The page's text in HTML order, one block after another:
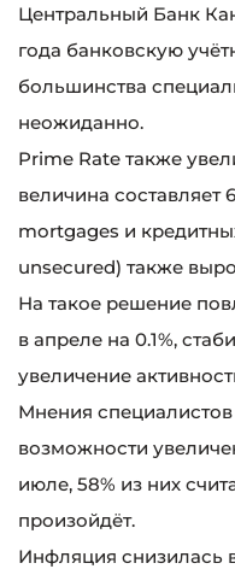
Центральный Банк
года банковскую
большинства
неожиданно.
Prime Rate также
величина составляет
mortgages и
unsecured) также
На такое решение
в апреле на 0.1%,
увеличение
Мнения
возможности
июле, 58% из них
произойдёт.
Инфляция снизилась